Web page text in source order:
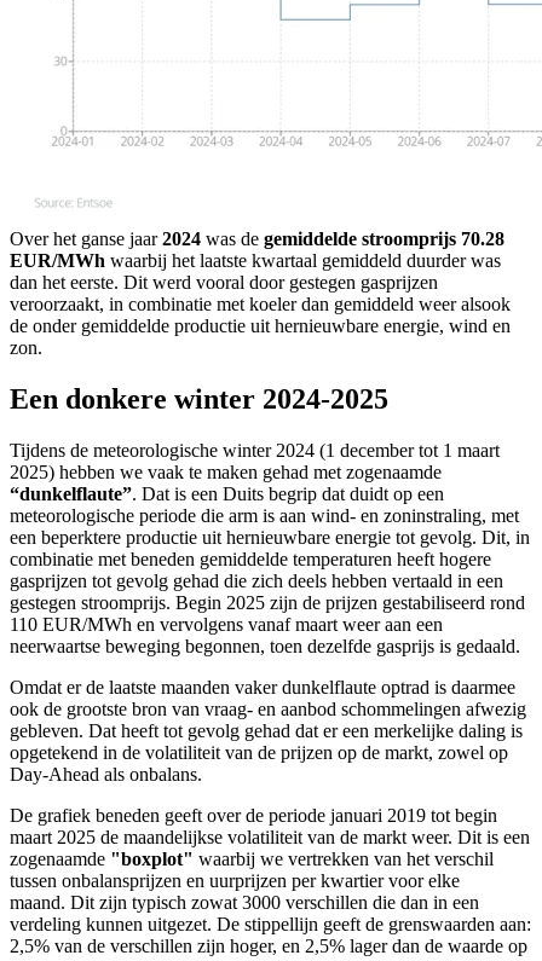
Over het ganse jaar2024 was de gemiddelde stroomprijs 70.28
EUR/MWh waarbij het laatste kwartaal gemiddeld duurder was
dan het eerste. Dit werd vooral door gestegen gasprijzen
veroorzaakt, in combinatie met koeler dan gemiddeld weer alsook
de onder gemiddelde productie uit hernieuwbare energie, wind en
zon.
Een donkere winter 2024-2025
Tijdens de meteorologische winter 2024 (1 december tot 1 maart
2025) hebben we vaak te maken gehad met zogenaamde
“dunkelflaute”. Dat is een Duits begrip dat duidt op een
meteorologische periode die arm is aan wind- en zoninstraling, met
een beperktere productie uit hernieuwbare energie tot gevolg. Dit, in
combinatie met beneden gemiddelde temperaturen heeft hogere
gasprijzen tot gevolg gehad die zich deels hebben vertaald in een
gestegen stroomprijs. Begin 2025 zijn de prijzen gestabiliseerd rond
110 EUR/MWh en vervolgens vanaf maart weer aan een
neerwaartse beweging begonnen, toen dezelfde gasprijs is gedaald.
Omdat er de laatste maanden vaker dunkelflaute optrad is daarmee
ook de grootste bron van vraag- en aanbod schommelingen afwezig
gebleven. Dat heeft tot gevolg gehad dat er een merkelijke daling is
opgetekend in de volatiliteit van de prijzen op de markt, zowel op
Day-Ahead als onbalans.
De grafiek beneden geeft over de periode januari 2019 tot begin
maart 2025 de maandelijkse volatiliteit van de markt weer. Dit is een
zogenaamde "boxplot" waarbij we vertrekken van het verschil
tussen onbalansprijzen en uurprijzen per kwartier voor elke
maand. Dit zijn typisch zowat 3000 verschillen die dan in een
verdeling kunnen uitgezet. De stippellijn geeft de grenswaarden aan:
2,5% van de verschillen zijn hoger, en 2,5% lager dan de waarde op